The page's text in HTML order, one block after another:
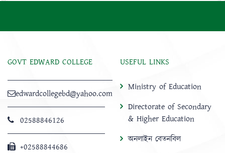
GOVT EDWARD COLLEGE
edwardcollegebd@yahoo.com
02588846126
+02588844686
USEFUL LINKS
Ministry of Education
Directorate of Secondary
& Higher Education
অনলাইন বেতনবিল